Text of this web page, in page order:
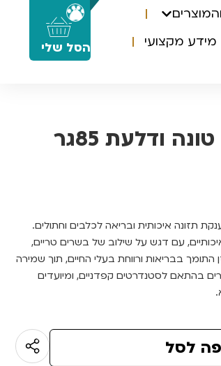
0
הסל שלי
מידע מקצועי
ודלעת 85גר
תזונה איכותית ובריאה לכלבים וחתולים.
עם דגש על שילוב של בשרים טריים,
התומך בבריאות ורווחת בעלי החיים, תוך שמירה
בהתאם לסטנדרטים קפדניים, ומיועדים
לסל